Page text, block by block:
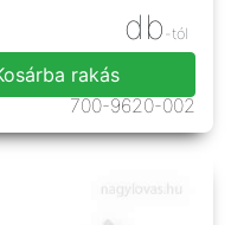
db -tól
rakás
700-9620-002